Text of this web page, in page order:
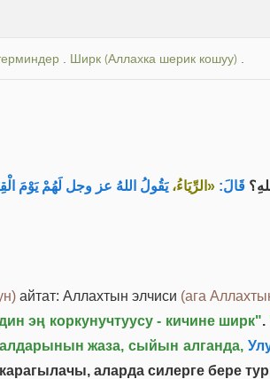
. Ширк (Аллахка шерик кошуу) .
قَالَ: «الرِّيَاءُ، يَقُولُ اللهُ عز وجل لَهُمْ يَوْمَ
айтат: Аллахтын элчиси (ага
эң коркунучтуусу - кичине ширк".
жаза, сыйын алганда,
аларда силерге бере